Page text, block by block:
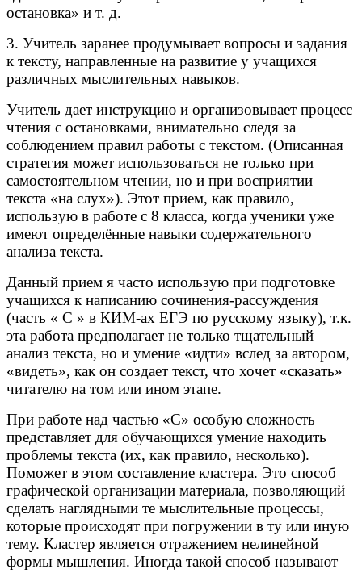
остановка» и т. д.
3. Учитель заранее продумывает вопросы и задания
к тексту, направленные на развитие у учащихся
различных мыслительных навыков.
Учитель дает инструкцию и организовывает процесс
чтения с остановками, внимательно следя за
соблюдением правил работы с текстом. (Описанная
стратегия может использоваться не только при
самостоятельном чтении, но и при восприятии
текста «на слух»). Этот прием, как правило,
использую в работе с 8 класса, когда ученики уже
имеют определённые навыки содержательного
анализа текста.
Данный прием я часто использую при подготовке
учащихся к написанию сочинения-рассуждения
(часть « С » в КИМ-ах ЕГЭ по русскому языку), т.к.
эта работа предполагает не только тщательный
анализ текста, но и умение «идти» вслед за автором,
«видеть», как он создает текст, что хочет «сказать»
читателю на том или ином этапе.
При работе над частью «С» особую сложность
представляет для обучающихся умение находить
проблемы текста (их, как правило, несколько).
Поможет в этом составление кластера. Это способ
графической организации материала, позволяющий
сделать наглядными те мыслительные процессы,
которые происходят при погружении в ту или иную
тему. Кластер является отражением нелинейной
формы мышления. Иногда такой способ называют